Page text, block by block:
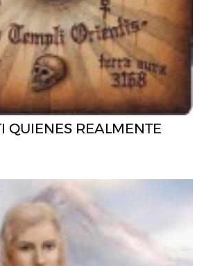
QUIENES REALMENTE